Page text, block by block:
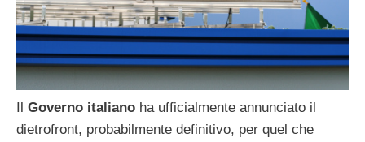
Il Governo italiano ha ufficialmente annunciato il
dietrofront, probabilmente definitivo, per quel che